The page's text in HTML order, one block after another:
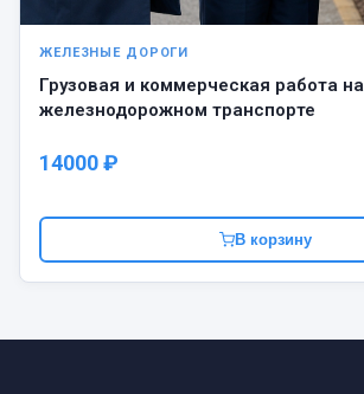
ЖЕЛЕЗНЫЕ ДОРОГИ
Грузовая и коммерческая работа на
железнодорожном транспорте
14000 ₽
В корзину